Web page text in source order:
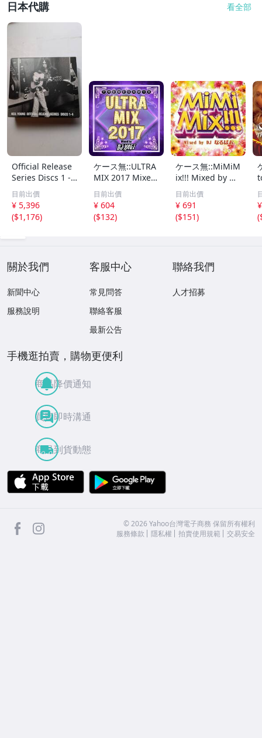
日本代購 看全部
Official Release
Series Discs 1 -
目前出價
¥ 5,396
($1,176)
ケース無::ULTRA
MIX 2017 Mixed
by DJ YAGI レン
タル落ち 中古 CD
目前出價
¥ 604
($132)
ケース無::MiMiM
ix!!! Mixed by DJ
なるぱお レンタ
ル落ち 中古 CD
目前出價
¥ 691
($151)
(
關於我們
新聞中心
服務說明
客服中心
常見問答
聯絡客服
最新公告
聯絡我們
人才招募
手機逛拍賣，購物更便利
商品降價通知
買賣即時溝通
商品到貨動態
APP Store
facebook ©2026 Yahoo台灣電子商務 保留所有權利
服務條款
隱私權 拍賣使用規範 交易安全